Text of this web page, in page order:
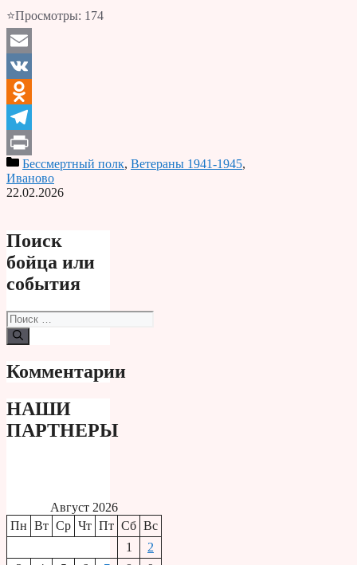
⭐Просмотры: 174
Email
VK
Odnoklassniki
Telegram
PrintБессмертный полк, Ветераны 1941-1945,
Иваново
22.02.2026
Поиск
бойца или
события
Поиск:
Комментарии
НАШИ
ПАРТНЕРЫ
Август 2026
Пн Вт Ср Чт Пт Сб Вс
1
2